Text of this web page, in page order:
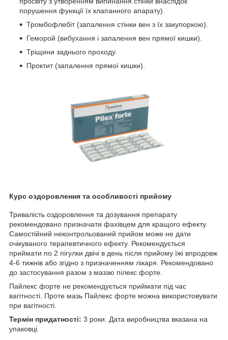
порушення функції їх клапанного апарату).
Тромбофлебіт (запалення стінки вен з їх закупоркою).
Геморой (вибухання і запалення вен прямої кишки).
Тріщини заднього проходу.
Проктит (запалення прямої кишки).
Курс оздоровлення та особливості прийому
Тривалість оздоровлення та дозування препарату
рекомендовано призначати фахівцем для кращого ефекту.
Самостійний неконтрольований прийом може не дати
очікуваного терапевтичного ефекту. Рекомендується
приймати по 2 пігулки двічі в день після прийому їжі впродовж
4-6 тижнів або згідно з призначенням лікаря. Рекомендовано
до застосування разом з маззю пілекс форте.
Пайлекс форте не рекомендується приймати під час
вагітності. Проте мазь Пайлекс форте можна використовувати
при вагітності.
Термін придатності: 3 роки. Дата виробництва вказана на
упаковці.